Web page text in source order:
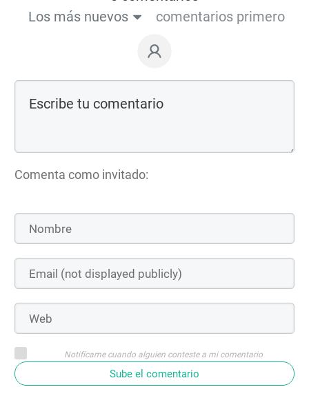
Los más nuevos
comentarios primero
Comenta como invitado:
Notifícame cuando alguien conteste a mi comentario
Sube el comentario